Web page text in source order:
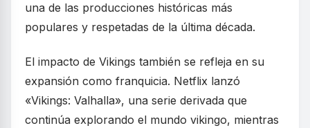
una de las producciones históricas más
populares y respetadas de la última década.
El impacto de Vikings también se refleja en su
expansión como franquicia. Netflix lanzó
«Vikings: Valhalla», una serie derivada que
continúa explorando el mundo vikingo, mientras